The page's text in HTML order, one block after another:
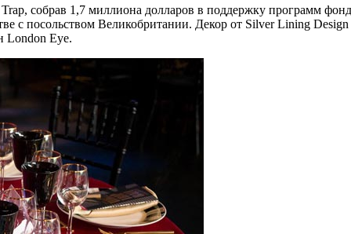
собрав 1,7 миллиона долларов в поддержку программ
с посольством Великобритании. Декор от Silver Lining
London Eye.